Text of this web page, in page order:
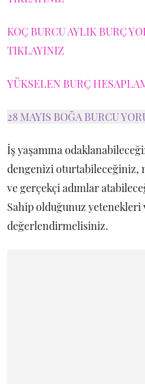
KOÇ BURCU AYLIK BURÇ
TIKLAYINIZ
YÜKSELEN BURÇ
28 MAYIS BOĞA BURCU
İş yaşamına
dengenizi oturtabileceğiniz,
ve gerçekçi adımlar
Sahip olduğunuz yetenekleri
değerlendirmelisiniz.